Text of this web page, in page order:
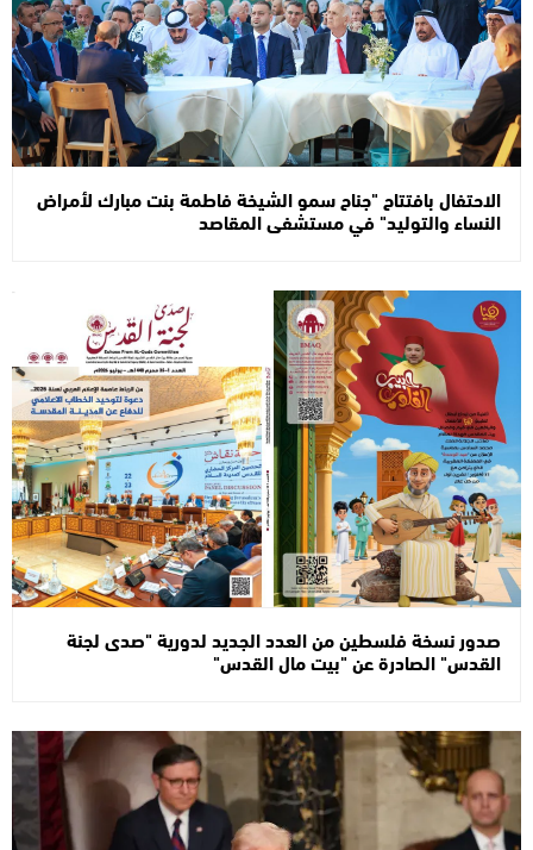
الاحتفال بافتتاح "جناح سمو الشيخة فاطمة بنت مبارك لأمراض
النساء والتوليد" في مستشفى المقاصد
صدور نسخة فلسطين من العدد الجديد لدورية "صدى لجنة
القدس" الصادرة عن "بيت مال القدس"